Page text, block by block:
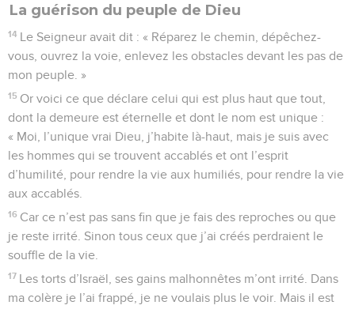
La guérison du peuple de Dieu
14 Le Seigneur avait dit : « Réparez le chemin, dépêchez-
vous, ouvrez la voie, enlevez les obstacles devant les pas de
mon peuple. »
15 Or voici ce que déclare celui qui est plus haut que tout,
dont la demeure est éternelle et dont le nom est unique :
« Moi, l’unique vrai Dieu, j’habite là-haut, mais je suis avec
les hommes qui se trouvent accablés et ont l’esprit
d’humilité, pour rendre la vie aux humiliés, pour rendre la vie
aux accablés.
16 Car ce n’est pas sans fin que je fais des reproches ou que
je reste irrité. Sinon tous ceux que j’ai créés perdraient le
souffle de la vie.
17 Les torts d’Israël, ses gains malhonnêtes m’ont irrité. Dans
ma colère je l’ai frappé, je ne voulais plus le voir. Mais il est